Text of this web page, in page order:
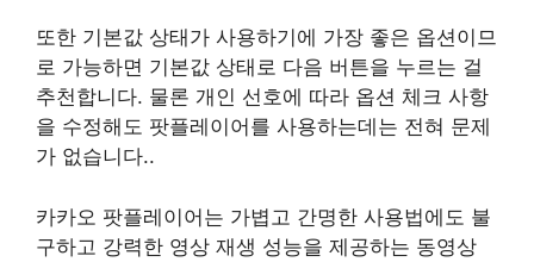
또한 기본값 상태가 사용하기에 가장 좋은 옵션이므
로 가능하면 기본값 상태로 다음 버튼을 누르는 걸
추천합니다. 물론 개인 선호에 따라 옵션 체크 사항
을 수정해도 팟플레이어를 사용하는데는 전혀 문제
가 없습니다..
카카오 팟플레이어는 가볍고 간명한 사용법에도 불
구하고 강력한 영상 재생 성능을 제공하는 동영상